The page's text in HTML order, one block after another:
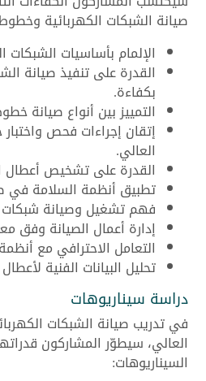
صيانة الشبكات الكهربائية
الإلمام بأساسيات الشبكات
القدرة على تنفيذ صيانة
بكفاءة.
التمييز بين أنواع صيانة
إتقان إجراءات فحص
العالي.
القدرة على تشخيص أعطال
تطبيق أنظمة السلامة في
فهم تشغيل وصيانة شبكات
إدارة أعمال الصيانة وفق
التعامل الاحترافي مع
تحليل البيانات الفنية
دراسة سيناريوهات
في تدريب صيانة الشبكات
العالي، سيطوّر المشاركون
السيناريوهات: